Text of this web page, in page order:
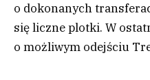
o dokonanych
się liczne plotki. W
o możliwym odejściu